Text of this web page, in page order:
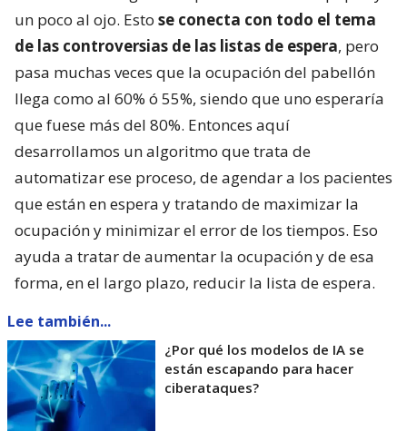
un poco al ojo. Esto se conecta con todo el tema
de las controversias de las listas de espera, pero
pasa muchas veces que la ocupación del pabellón
llega como al 60% ó 55%, siendo que uno esperaría
que fuese más del 80%. Entonces aquí
desarrollamos un algoritmo que trata de
automatizar ese proceso, de agendar a los pacientes
que están en espera y tratando de maximizar la
ocupación y minimizar el error de los tiempos. Eso
ayuda a tratar de aumentar la ocupación y de esa
forma, en el largo plazo, reducir la lista de espera.
Lee también...
¿Por qué los modelos de IA se
están escapando para hacer
ciberataques?